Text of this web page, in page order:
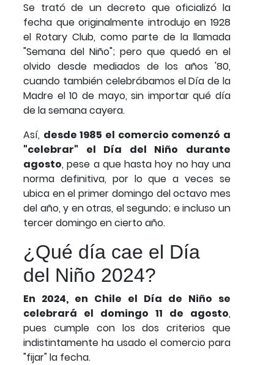
Se trató de un decreto que oficializó la
fecha que originalmente introdujo en 1928
el Rotary Club, como parte de la llamada
"Semana del Niño"; pero que quedó en el
olvido desde mediados de los años '80,
cuando también celebrábamos el Día de la
Madre el 10 de mayo, sin importar qué día
de la semana cayera.
Así, desde 1985 el comercio comenzó a
"celebrar" el Día del Niño durante
agosto, pese a que hasta hoy no hay una
norma definitiva, por lo que a veces se
ubica en el primer domingo del octavo mes
del año, y en otras, el segundo; e incluso un
tercer domingo en cierto año.
¿Qué día cae el Día
del Niño 2024?
En 2024, en Chile el Día de Niño se
celebrará el domingo 11 de agosto,
pues cumple con los dos criterios que
indistintamente ha usado el comercio para
"fijar" la fecha.